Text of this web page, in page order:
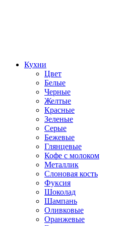
Кухни
Цвет
Белые
Черные
Желтые
Красные
Зеленые
Серые
Бежевые
Глянцевые
Кофе с молоком
Металлик
Слоновая кость
Фуксия
Шоколад
Шампань
Оливковые
Оранжевые